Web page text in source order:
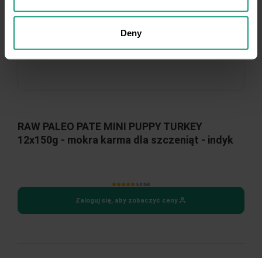
Deny
RAW PALEO PATE MINI PUPPY TURKEY
12x150g - mokra karma dla szczeniąt - indyk
5.0 (58)
Zaloguj się, aby zobaczyć ceny